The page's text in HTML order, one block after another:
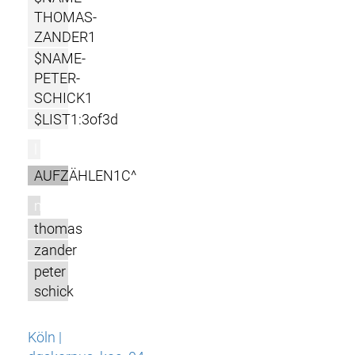
THOMAS-
ZANDER1
$NAME-
PETER-
SCHICK1
$LIST1:3of3d
AUFZÄHLEN1C^
m
thomas
zander
peter
schick
Köln |